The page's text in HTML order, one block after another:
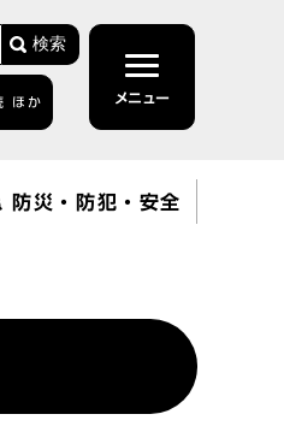
検索
ほか メニュー
防災・防犯・安全